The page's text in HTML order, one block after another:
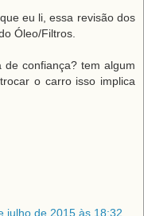
eu li, essa revisão dos
Óleo/Filtros.
confiança? tem algum
o carro isso implica
julho de 2015 às 18:32